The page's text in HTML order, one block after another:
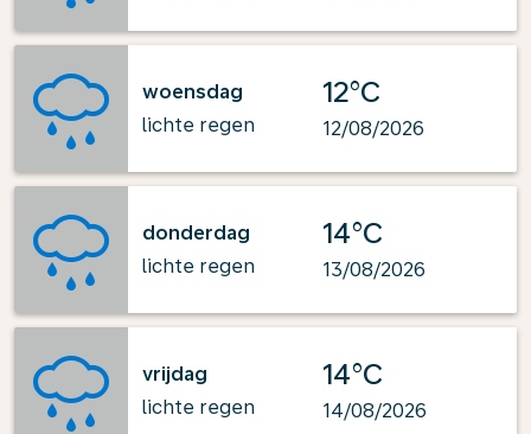
woensdag
lichte regen
12°C
12/08/2026
donderdag
lichte regen
14°C
13/08/2026
vrijdag
lichte regen
14°C
14/08/2026